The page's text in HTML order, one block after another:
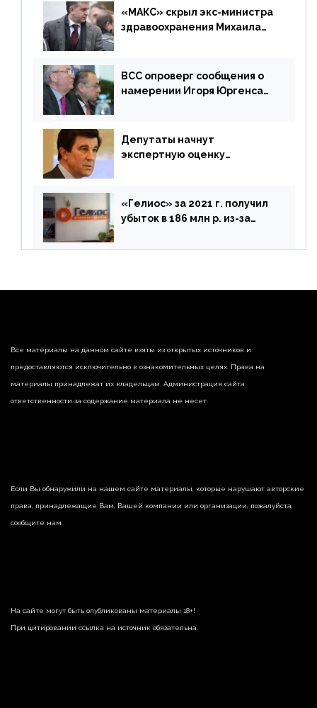
«МАКС» скрыл экс-министра
здравоохранения Михаила
ВСС опроверг сообщения о
намерении Игоря Юргенса
Депутаты начнут
экспертную оценку
«Гелиос» за 2021 г. получил
убыток в 186 млн р. из-за
реализации недвижимости
Все материалы на данном сайте взяты из открытых источников и
предоставляются исключительно в ознакомительных целях. Права на
материалы принадлежат их владельцам. Администрация сайта
ответственности за содержание материала не несет.
Если Вы обнаружили на нашем сайте материалы, которые нарушают авторские
права, принадлежащие Вам, Вашей компании или организации, пожалуйста,
сообщите нам.
На сайте могут быть опубликованы материалы 18+!
При цитировании ссылка на источник обязательна.